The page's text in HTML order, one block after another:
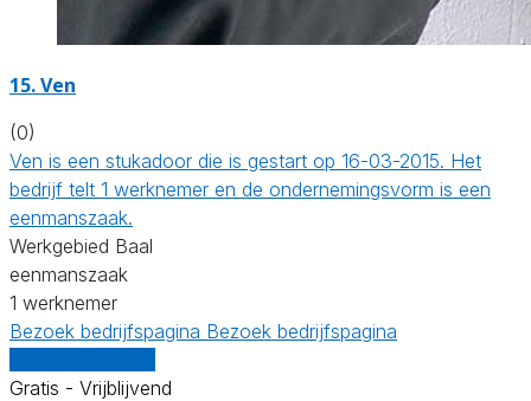
15. Ven
(0)
Ven is een stukadoor die is gestart op 16-03-2015. Het
bedrijf telt 1 werknemer en de ondernemingsvorm is een
eenmanszaak.
Werkgebied Baal
eenmanszaak
1 werknemer
Bezoek bedrijfspagina Bezoek bedrijfspagina
Gratis - Vrijblijvend